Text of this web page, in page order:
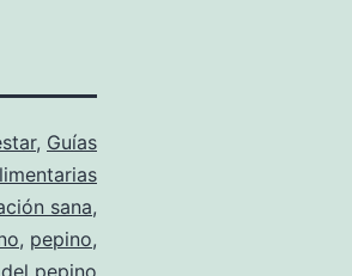
, Guías
sana,
, pepino,
pepino